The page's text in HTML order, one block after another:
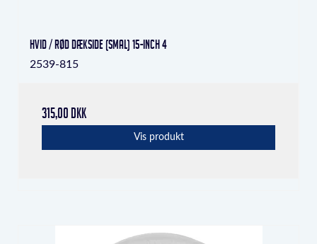
Hvid / rød dækside (smal) 15-inch 4
2539-815
315,00 DKK
Vis produkt